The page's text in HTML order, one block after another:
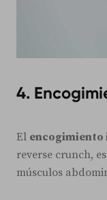
4.
El
reverse crunch,
músculos